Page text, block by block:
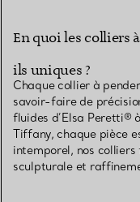
En quoi les colliers
ils uniques ?
Chaque collier à
savoir-faire de
fluides d’Elsa Peretti®
Tiffany, chaque pièce
intemporel, nos
sculpturale et